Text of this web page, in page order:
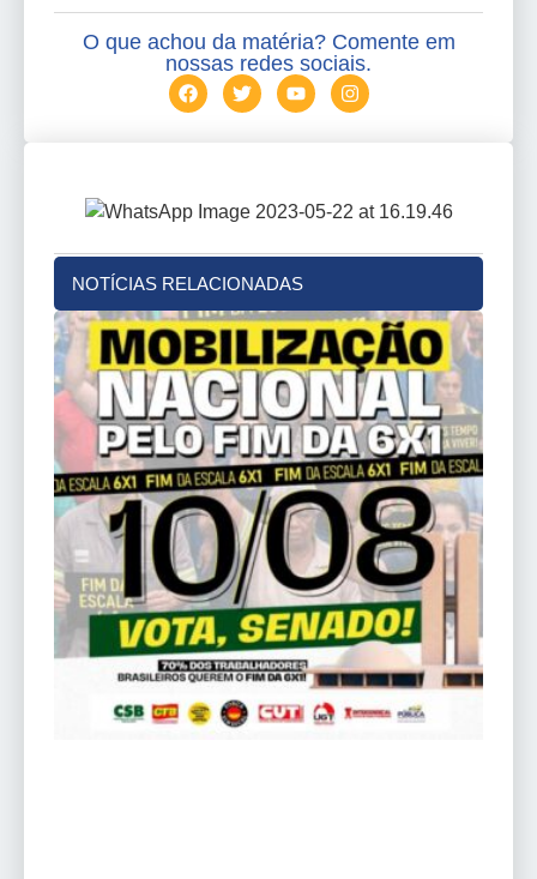
O que achou da matéria? Comente em
nossas redes sociais.
NOTÍCIAS RELACIONADAS